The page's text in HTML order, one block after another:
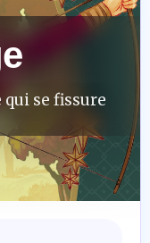
qui se fissure